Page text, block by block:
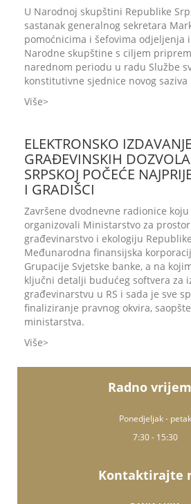
U Narodnoj skupštini Republike
sastanak generalnog sekretara
pomoćnicima i šefovima odjeljenja
Narodne skupštine s ciljem
narednom periodu u radu Službe
konstitutivne sjednice novog
Više
ELEKTRONSKO IZDAVANJE
GRAĐEVINSKIH
SRPSKOJ POČEĆE
I GRADIŠCI
Završene dvodnevne radionice
organizovali Ministarstvo za
građevinarstvo i ekologiju
Međunarodna finansijska
Grupacije Svjetske banke, a na
ključni detalji budućeg softvera za
građevinarstvu u RS i sada je sve
finaliziranje pravnog okvira,
ministarstva.
Više
Radno
Ponedjeljak - petak
7:30 - 15:30
Kontaktirajte